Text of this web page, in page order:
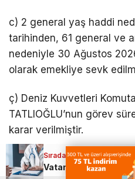
c) 2 general yaş haddi
tarihinden, 61 general ve
nedeniyle 30 Ağustos
olarak emekliye sevk
ç) Deniz Kuvvetleri
TATLIOĞLU’nun görev
karar verilmiştir.
d) Hava Kuvvetleri
KADIOĞLU kadrosuzluk
Sıradaki Haber